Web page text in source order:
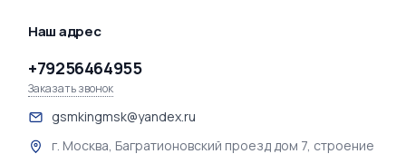
Наш адрес
+79256464955
Заказать звонок
gsmkingmsk@yandex.ru
г. Москва, Багратионовский проезд дом 7, строение